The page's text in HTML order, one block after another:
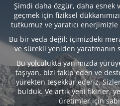
Şimdi daha özgür, daha esnek
geçmek için fiziksel
tutkumuz ve yaratıcı
Bu bir veda değil; içimizdeki
ve sürekli yeniden yaratmanın
Bu yolculukta yanımızda
taşıyan, bizi takip eden ve
yürekten teşekkür ederiz.
bulduk. Ve artık yeni fikirler,
üretimler için